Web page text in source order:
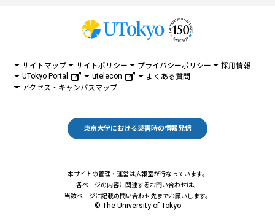
サイトマップ サイトポリシー プライバシーポリシー
採用情報
UTokyo Portal
utelecon
よくある質問
アクセス・キャンパスマップ
東京大学における災害時の情報発信
本サイトの管理・運営は広報室が行なっています。
各ページの内容に関連するお問い合わせは、
当該ページに記載の問い合わせ先までお願いします。
© The University of Tokyo